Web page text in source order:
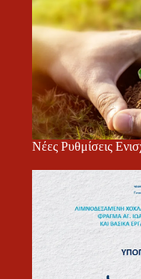
Νέες Ρυθμίσεις